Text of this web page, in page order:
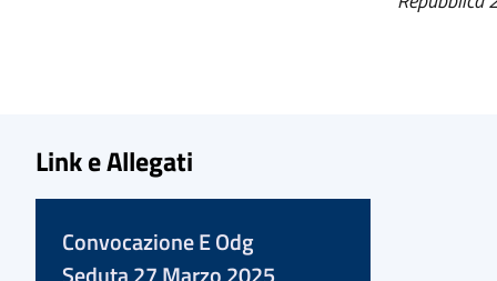
Link e Allegati
Convocazione E Odg